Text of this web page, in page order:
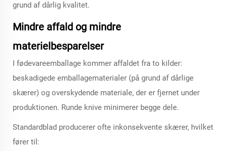
grund af dårlig kvalitet.
Mindre affald og mindre
materielbesparelser
I fødevareemballage kommer affaldet fra to kilder:
beskadigede emballagematerialer (på grund af dårlige
skærer) og overskydende materiale, der er fjernet under
produktionen. Runde knive minimerer begge dele.
Standardblad producerer ofte inkonsekvente skærer, hvilket
fører til: